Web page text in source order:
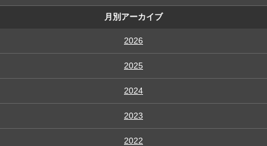
月別アーカイブ
2026
2025
2024
2023
2022